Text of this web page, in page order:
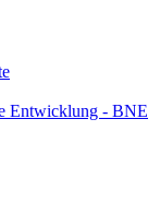
Entwicklung - BNE